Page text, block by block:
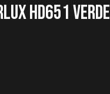
Hd651 Verde